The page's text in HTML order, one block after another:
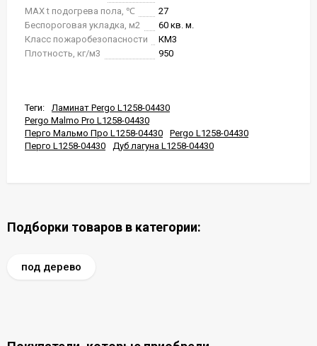
MAX t подогрева пола, ℃
27
Беспороговая укладка, м2
60 кв. м.
Класс пожаробезопасности
КМ3
Плотность, кг/м3
950
Теги:
Ламинат Pergo L1258-04430
Pergo Malmo Pro L1258-04430
Перго Мальмо Про L1258-04430
Pergo L1258-04430
Перго L1258-04430
Дуб лагуна L1258-04430
Подборки товаров в категории:
под дерево